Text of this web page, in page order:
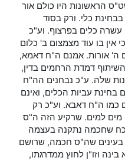
הראשונות היו כולם אור
כלי. ורק בסוד
כלים בפרצוף. וע"כ
אין בו עוד מצמצום ב' כלום
ה' אורות. אמנם ה"ח דאמא,
דמדת הרחמים בדין,
שלה. ע"כ נבחנים הה"ח
עביות הכלים, ואינם
כמו ה"ח דאבא. וע"כ רק
מים למים. שרקיע הזה ה"ס
שחכמה נתקנה בעצמה
בעינים שה"ס חכמה, שרושם
וזו"ן לחוץ ממדרגתו,